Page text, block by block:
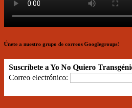
Únete a nuestro grupo de correos Googlegroups!
Suscríbete a Yo No Quiero
Correo electrónico: